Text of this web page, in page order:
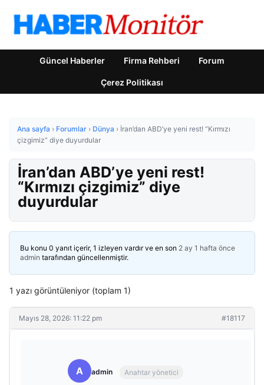
Güncel Haberler Firma Rehberi Forum
Çerez Politikası
Ana sayfa › Forumlar › Dünya › İran’dan ABD’ye yeni rest! “Kırmızı
çizgimiz” diye duyurdular
İran’dan ABD’ye yeni rest!
“Kırmızı çizgimiz” diye
duyurdular
Bu konu 0 yanıt içerir, 1 izleyen vardır ve en son 2 ay 1 hafta önce
admin tarafından güncellenmiştir.
1 yazı görüntüleniyor (toplam 1)
Mayıs 28, 2026: 11:22 pm #18117
A admin Anahtar yönetici